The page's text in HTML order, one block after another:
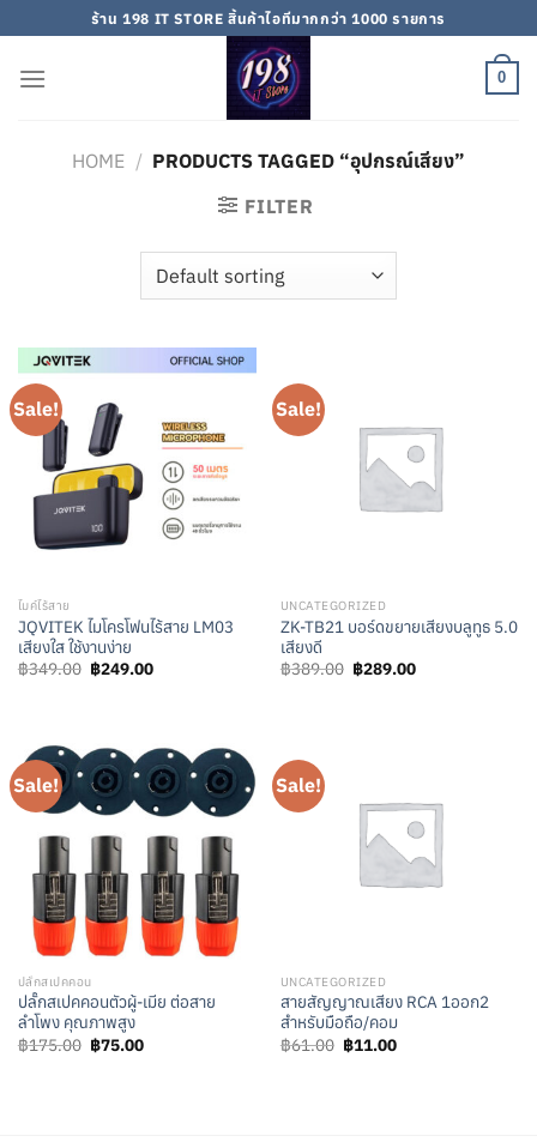
to
content
ร้าน 198 IT STORE สิ้นค้าไอทีมากกว่า 1000 รายการ
0
HOME / PRODUCTS TAGGED “อุปกรณ์เสียง”
FILTER
Sale!
ไมค์ไร้สาย
JQVITEK ไมโครโฟนไร้สาย LM03
เสียงใส ใช้งานง่าย
฿349.00 Original
price
฿249.00Current
Sale!
UNCATEGORIZED
ZK-TB21 บอร์ดขยายเสียงบลูทูธ 5.0
เสียงดี
฿389.00 Original
price
฿289.00Current
Sale!
ปลั๊กสเปคคอน
ปลั๊กสเปคคอนตัวผู้-เมีย ต่อสาย
ลำโพง คุณภาพสูง
฿175.00 Original
price
฿75.00Current
Sale!
UNCATEGORIZED
สายสัญญาณเสียง RCA 1ออก2
สำหรับมือถือ/คอม
฿61.00 Original
price
฿11.00Current